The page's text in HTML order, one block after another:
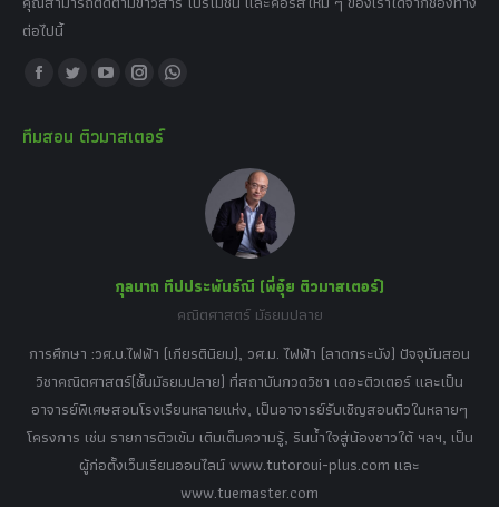
ต่อไปนี้
Find us on:
Facebook
opens
Twitter
opens
YouTube
opens
Instagram
opens
Whatsapp
window
ทีมสอน ติวมาสเตอร์
กุลนาถ ทีปประพันธ์ณี (พี่อุ๋ย ติวมาสเตอร์)
คณิตศาสตร์ มัธยมปลาย
การศึกษา :วศ.บ.ไฟฟ้า (เกียรตินิยม), วศ.ม. ไฟฟ้า (ลาดกระบัง) ปัจจุบันสอน
วิชาคณิตศาสตร์(ชั้นมัธยมปลาย) ที่สถาบันกวดวิชา เดอะติวเตอร์ และเป็น
อาจารย์พิเศษสอนโรงเรียนหลายแห่ง, เป็นอาจารย์รับเชิญสอนติวในหลายๆ
โครงการ เช่น รายการติวเข้ม เติมเต็มความรู้, รินน้ำใจสู่น้องชาวใต้ ฯลฯ, เป็น
ผู้ก่อตั้งเว็บเรียนออนไลน์ www.tutoroui-plus.com และ
www.tuemaster.com